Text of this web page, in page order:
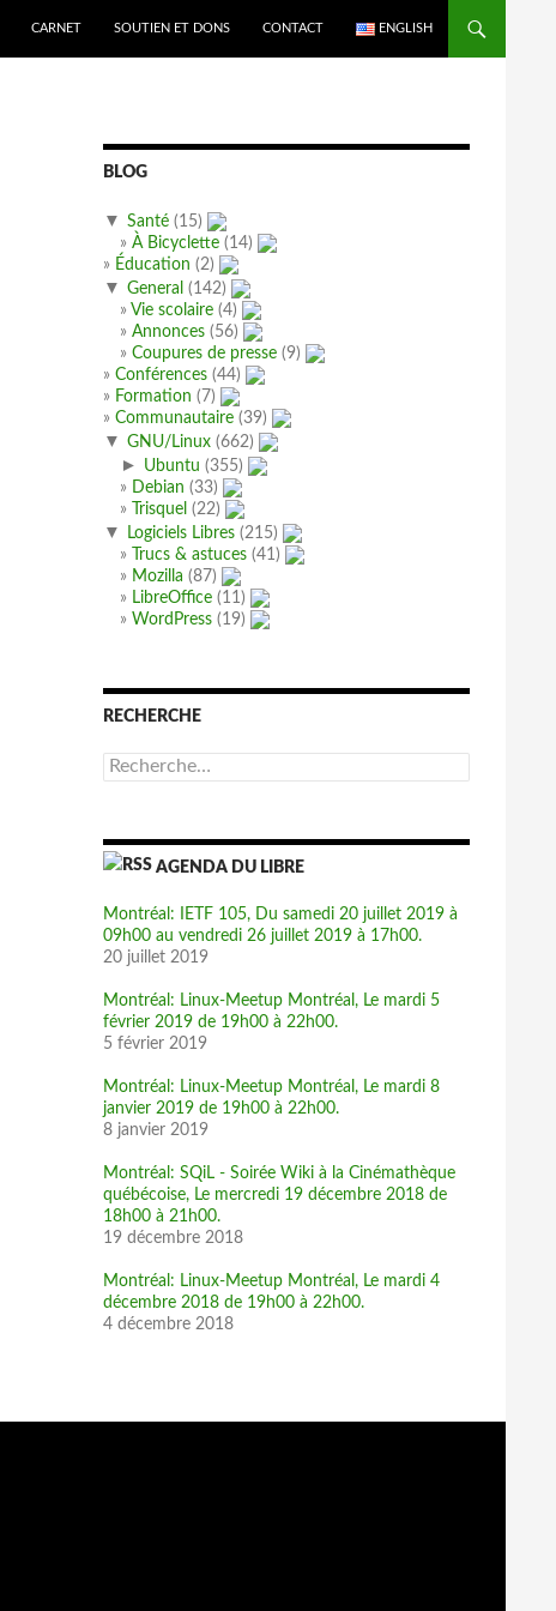
CARNET SOUTIEN ET DONS CONTACT ENGLISH
BLOG
▼ Santé (15)
À Bicyclette (14)
Éducation (2)
▼ General (142)
Vie scolaire (4)
Annonces (56)
Coupures de presse (9)
Conférences (44)
Formation (7)
Communautaire (39)
▼ GNU/Linux (662)
► Ubuntu (355)
Debian (33)
Trisquel (22)
▼ Logiciels Libres (215)
Trucs & astuces (41)
Mozilla (87)
LibreOffice (11)
WordPress (19)
RECHERCHE
R
e
e
r
h
e
r
:
AGENDA DU LIBRE
Montréal: IETF 105, Du samedi 20 juillet 2019 à
09h00 au vendredi 26 juillet 2019 à 17h00.
20 juillet 2019
Montréal: Linux-Meetup Montréal, Le mardi 5
février 2019 de 19h00 à 22h00.
5 février 2019
Montréal: Linux-Meetup Montréal, Le mardi 8
janvier 2019 de 19h00 à 22h00.
8 janvier 2019
Montréal: SQiL - Soirée Wiki à la Cinémathèque
québécoise, Le mercredi 19 décembre 2018 de
18h00 à 21h00.
19 décembre 2018
Montréal: Linux-Meetup Montréal, Le mardi 4
décembre 2018 de 19h00 à 22h00.
4 décembre 2018